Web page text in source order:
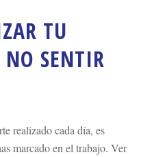
TU
NO SENTIR
realizado cada día, es
marcado en el trabajo. Ver